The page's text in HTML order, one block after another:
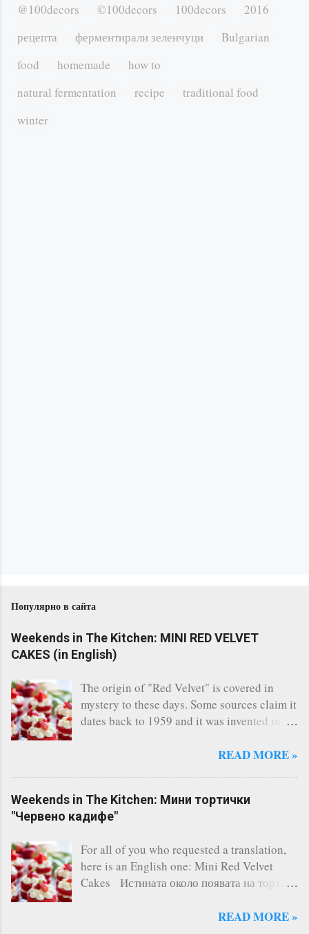
@100decors ©100decors 100decors
2016
рецепта
ферментирали зеленчуци
Bulgarian
food
homemade
how to
natural fermentation
recipe
traditional food
winter
Популярно в сайта
Weekends in The Kitchen: MINI RED VELVET
CAKES (in English)
The origin of "Red Velvet" is covered in
mystery to these days. Some sources claim it
dates back to 1959 and it was invented in
Astoria - New York. Others say, a Canadian
considered one of the most famous cakes
and indeed it's one of the most delicious I
recipes online, however I always follow this
one and it has never failed me. A three-layer
cake is the perfect solution for any occasion
etc.). Today, without a reason, I baked some
READ MORE »
Weekends in The Kitchen: Мини тортички
"Червено кадифе"
For all of you who requested a translation,
here is an English one: Mini Red Velvet
Cakes Истината около появата на тортата
Някой източници сочат, че тя датира отще
READ MORE »